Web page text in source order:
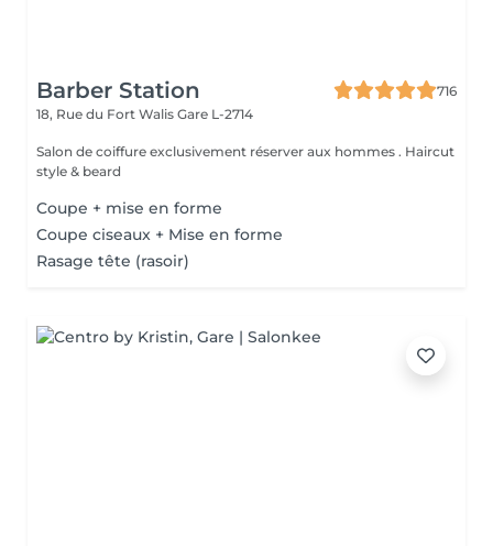
Barber Station
716
18, Rue du Fort Walis Gare L-2714
Salon de coiffure exclusivement réserver aux hommes . Haircut
style & beard
Coupe + mise en forme
Coupe ciseaux + Mise en forme
Rasage tête (rasoir)